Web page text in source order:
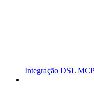
Integração DSL